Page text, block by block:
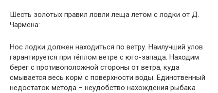
Шесть золотых правил ловли леща летом с лодки от Д.
Чармена:
Нос лодки должен находиться по ветру. Наилучший улов
гарантируется при тёплом ветре с юго-запада. Находим
берег с противоположной стороны от ветра, куда
смывается весь корм с поверхности воды. Единственный
недостаток метода – неудобство нахождения рыбака